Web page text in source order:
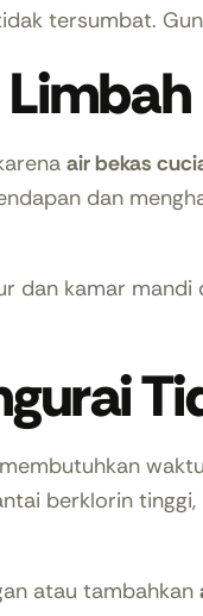
tersumbat.
air bekas
dan
dan kamar
berklorin
atau tambahkan